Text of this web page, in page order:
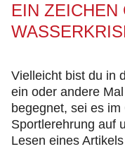
EIN ZEICHEN
Vielleicht bist du in
ein oder andere
begegnet, sei es
Sportlerehrung auf
Lesen eines